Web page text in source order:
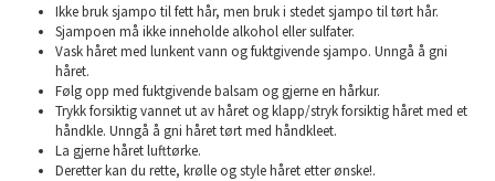
Ikke bruk sjampo til fett hår, men bruk i stedet sjampo til tørt hår.
Sjampoen må ikke inneholde alkohol eller sulfater.
Vask håret med lunkent vann og fuktgivende sjampo. Unngå å gni
håret.
Følg opp med fuktgivende balsam og gjerne en hårkur.
Trykk forsiktig vannet ut av håret og klapp/stryk forsiktig håret med et
håndkle. Unngå å gni håret tørt med håndkleet.
La gjerne håret lufttørke.
Deretter kan du rette, krølle og style håret etter ønske!.